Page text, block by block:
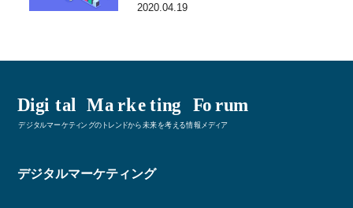
2020.04.19
デジタルマーケティング